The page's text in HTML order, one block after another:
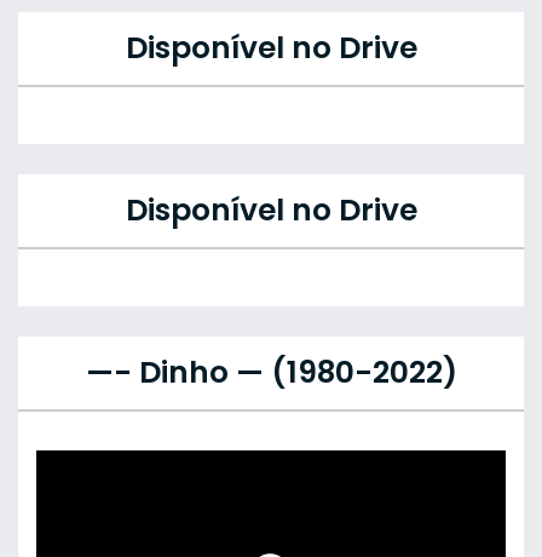
Disponível no Drive
Disponível no Drive
—- Dinho — (1980-2022)